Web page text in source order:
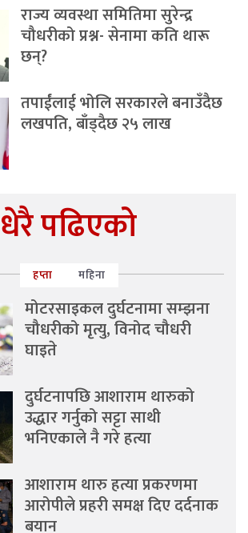
राज्य व्यवस्था समितिमा सुरेन्द्र
चौधरीको प्रश्न- सेनामा कति थारू
छन्?
तपाईंलाई भोलि सरकारले बनाउँदैछ
लखपति, बाँड्दैछ २५ लाख
धेरै पढिएको
हप्ता महिना
मोटरसाइकल दुर्घटनामा सम्झना
चौधरीको मृत्यु, विनोद चौधरी
घाइते
दुर्घटनापछि आशाराम थारुको
उद्धार गर्नुको सट्टा साथी
भनिएकाले नै गरे हत्या
आशाराम थारु हत्या प्रकरणमा
आरोपीले प्रहरी समक्ष दिए दर्दनाक
बयान